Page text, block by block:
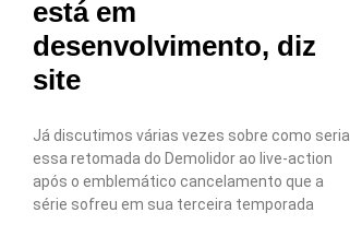
está em
desenvolvimento, diz
site
Já discutimos várias vezes sobre como seria
essa retomada do Demolidor ao live-action
após o emblemático cancelamento que a
série sofreu em sua terceira temporada